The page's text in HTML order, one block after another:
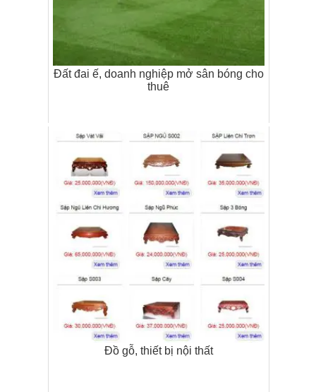
Đất đai ế, doanh nghiệp mở sân bóng cho
thuê
Đồ gỗ, thiết bị nội thất